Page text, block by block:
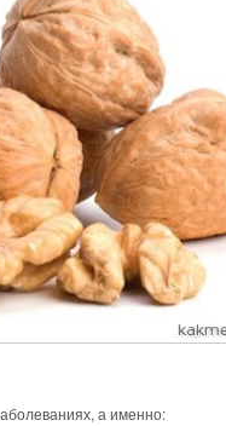
а именно: